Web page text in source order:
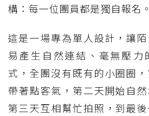
構：每一位團員都是獨自報名。
這是一場專為單人設計，讓
易產生自然連結、毫無壓力
式，全團沒有既有的小圈圈
帶著點客氣，第二天開始自然
第三天互相幫忙拍照，到最